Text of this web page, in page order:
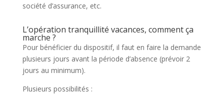
société d’assurance, etc.
L’opération tranquillité vacances, comment ça
marche ?
Pour bénéficier du dispositif, il faut en faire la demande
plusieurs jours avant la période d’absence (prévoir 2
jours au minimum).
Plusieurs possibilités :